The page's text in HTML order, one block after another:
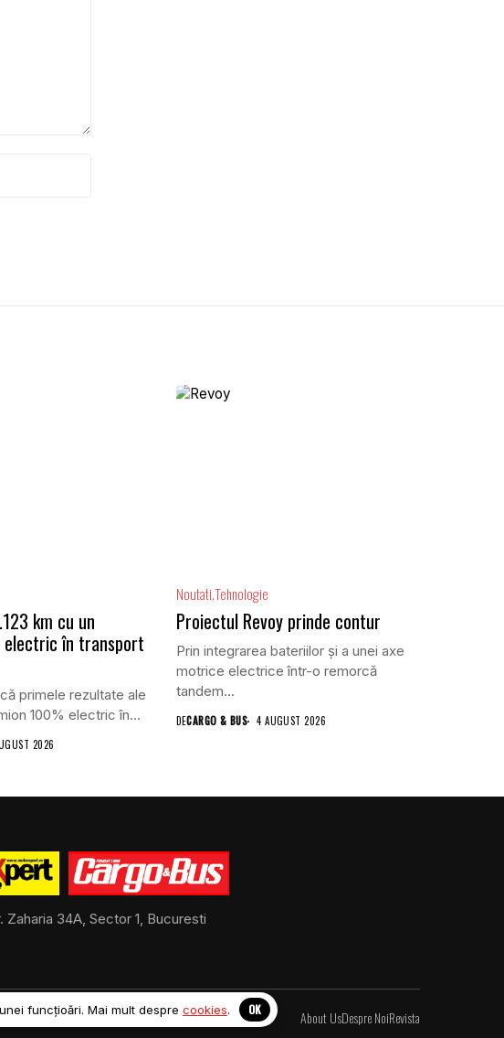
km cu un
electric în transport
primele rezultate ale
100% electric în...
2026
NoutatiTehnologie
Proiectul Revoy prinde contur
Prin integrarea bateriilor și a unei axe
motrice electrice într-o remorcă
tandem...
DECARGO & BUS 4 AUGUST 2026
34A, Sector 1, Bucuresti
About UsDespre NoiRevista
funcțioări. Mai mult despre cookies. OK